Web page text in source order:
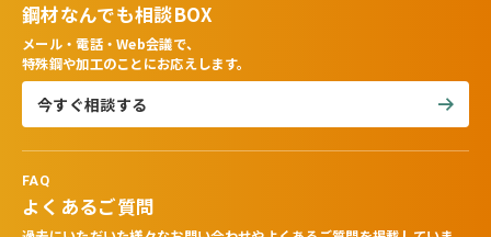
鋼材なんでも相談BOX
メール・電話・Web会議で、
特殊鋼や加工のことにお応えします。
今すぐ相談する
FAQ
よくあるご質問